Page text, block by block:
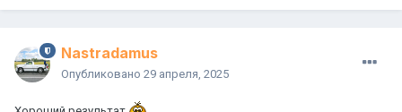
Nastradamus
Опубликовано 29 апреля, 2025